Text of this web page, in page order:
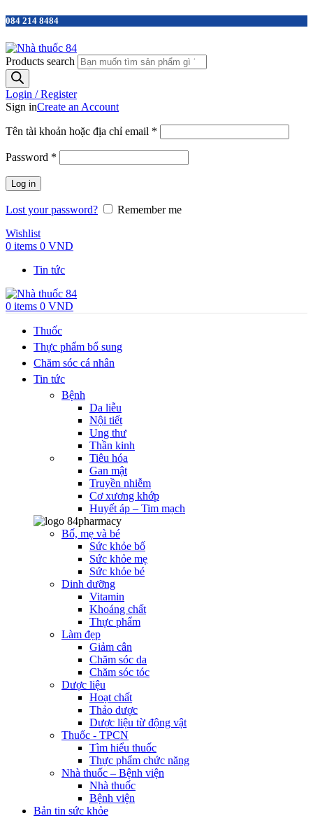
084 214 8484
Products search
Login / Register
Sign inCreate an Account
Tên tài khoản hoặc địa chỉ email *
Password *
Log in
Lost your password?
Remember me
Wishlist
0 items 0 VND
Tin tức
0 items 0 VND
Thuốc
Thực phẩm bổ sung
Chăm sóc cá nhân
Tin tức
Bệnh
Da liễu
Nội tiết
Ung thư
Thần kinh
Tiêu hóa
Gan mật
Truyền nhiễm
Cơ xương khớp
Huyết áp – Tim mạch
Bố, mẹ và bé
Sức khỏe bố
Sức khỏe mẹ
Sức khỏe bé
Dinh dưỡng
Vitamin
Khoáng chất
Thực phẩm
Làm đẹp
Giảm cân
Chăm sóc da
Chăm sóc tóc
Dược liệu
Hoạt chất
Thảo dược
Dược liệu từ động vật
Thuốc - TPCN
Tìm hiểu thuốc
Thực phẩm chức năng
Nhà thuốc – Bệnh viện
Nhà thuốc
Bệnh viện
Bản tin sức khỏe